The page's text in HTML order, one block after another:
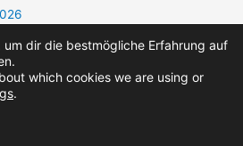
dir die bestmögliche Erfahrung auf
which cookies we are using or
.